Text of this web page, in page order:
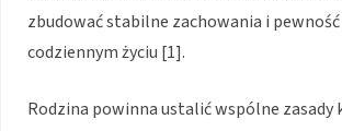
zbudować stabilne zachowania i
codziennym życiu [1].
Rodzina powinna ustalić wspólne zasady